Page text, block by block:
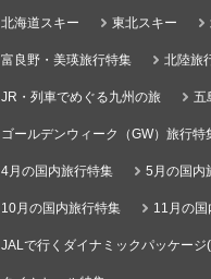
北海道スキー 東北スキー
富良野・美瑛旅行特集 北陸旅
JR・列車でめぐる九州の旅 五
ゴールデンウィーク（GW）旅行特
4月の国内旅行特集 5月の国内
10月の国内旅行特集 11月の
JALで行くダイナミックパッケージ